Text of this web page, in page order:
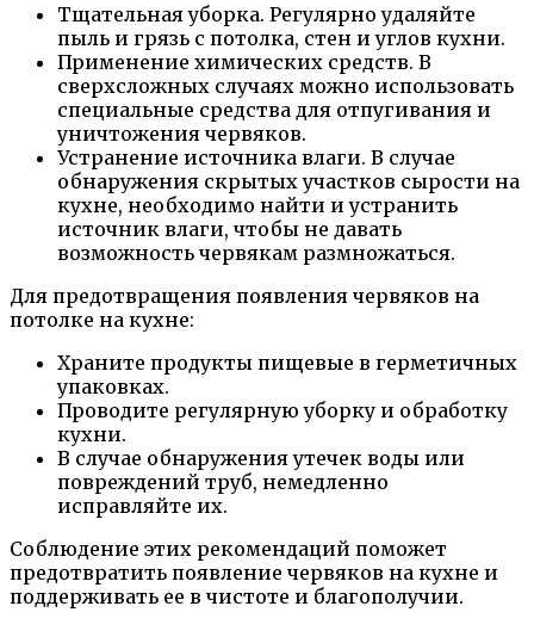
Тщательная уборка. Регулярно удаляйте
пыль и грязь с потолка, стен и углов кухни.
Применение химических средств. В
сверхсложных случаях можно использовать
специальные средства для отпугивания и
уничтожения червяков.
Устранение источника влаги. В случае
обнаружения скрытых участков сырости на
кухне, необходимо найти и устранить
источник влаги, чтобы не давать
возможность червякам размножаться.
Для предотвращения появления червяков на
потолке на кухне:
Храните продукты пищевые в герметичных
упаковках.
Проводите регулярную уборку и обработку
кухни.
В случае обнаружения утечек воды или
повреждений труб, немедленно
исправляйте их.
Соблюдение этих рекомендаций поможет
предотвратить появление червяков на кухне и
поддерживать ее в чистоте и благополучии.